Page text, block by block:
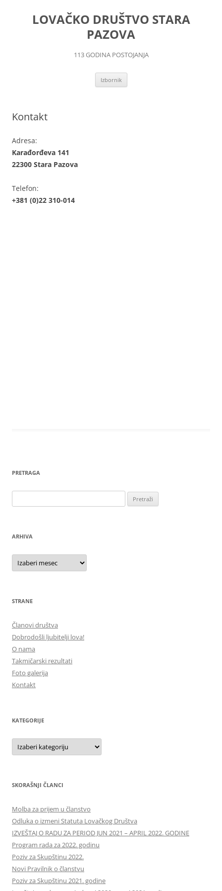
LOVAČKO DRUŠTVO STARA
PAZOVA
113 GODINA POSTOJANJA
Izbornik Skoči
sadržaj
Kontakt
Adresa:
Karađorđeva 141
22300 Stara Pazova
Telefon:
+381 (0)22 310-014
PRETRAGA
za:
ARHIVA
ARHIVA
STRANE
Članovi društva
Dobrodošli ljubitelji lova!
O nama
Takmičarski rezultati
Foto galerija
Kontakt
KATEGORIJE
Kategorije
SKORAŠNJI ČLANCI
Molba za prijem u članstvo
Odluka o izmeni Statuta Lovačkog Društva
IZVEŠTAJ O RADU ZA PERIOD JUN 2021 – APRIL 2022. GODINE
Program rada za 2022. godinu
Poziv za Skupštinu 2022.
Novi Pravilnik o članstvu
Poziv za Skupštinu 2021. godine